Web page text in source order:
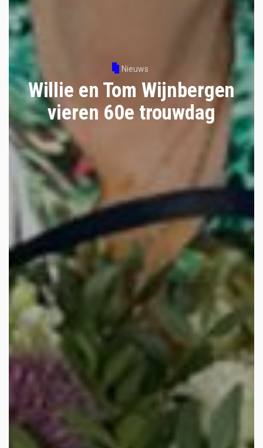
Nieuws
Willie en Tom Wijnbergen
vieren 60e trouwdag